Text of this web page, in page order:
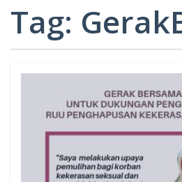
GAGASAN DAMAI
PUBLIKASI
GALERI
Tag: